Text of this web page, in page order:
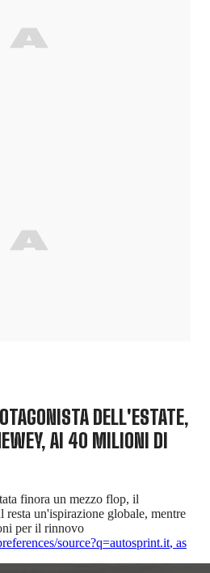
DELL'ESTATE,
AI 40 MILIONI DI
finora un mezzo flop, il
resta un'ispirazione globale, mentre
per il rinnovo
source?q=autosprint.it, as